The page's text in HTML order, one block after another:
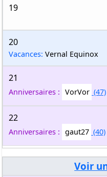
19
20
Vacances: Vernal Equinox
21
Anniversaires : VorVor (47)
22
Anniversaires : gaut27 (40)